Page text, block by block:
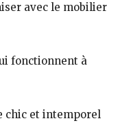
avec le mobilier
fonctionnent à
chic et intemporel